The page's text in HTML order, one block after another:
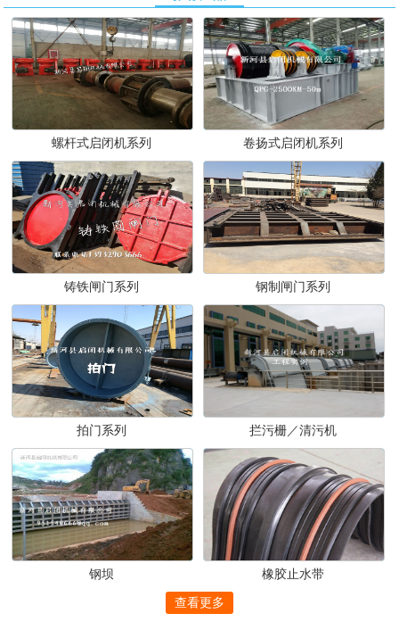
螺杆式启闭机系列 卷扬式启闭机系列
铸铁闸门系列 钢制闸门系列
拍门系列 拦污栅／清污机
钢坝 橡胶止水带
查看更多